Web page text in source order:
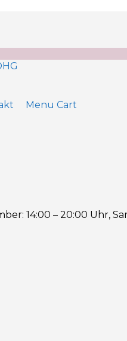
Menu Cart
14:00 – 20:00 Uhr,